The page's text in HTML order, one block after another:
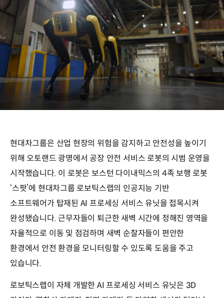
현대차그룹은 산업 현장의 위험을 감지하고 안전성을 높이기
위해 오토랜드 광명에서 공장 안전 서비스 로봇의 시범 운영을
시작했습니다. 이 로봇은 보스턴 다이내믹스의 4족 보행 로봇
‘스팟’에 현대차그룹 로보틱스랩의 인공지능 기반
소프트웨어가 탑재된 AI 프로세싱 서비스 유닛을 접목시켜
완성됐습니다. 근무자들이 퇴근한 새벽 시간에 정해진 영역을
자율적으로 이동 및 점검하며 새벽 순찰자들이 편안한
환경에서 안전 환경을 모니터링할 수 있도록 도움을 주고
있습니다.
로보틱스랩이 자체 개발한 AI 프로세싱 서비스 유닛은 3D